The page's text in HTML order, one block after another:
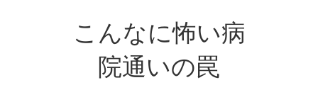
こんなに怖い病
院通いの罠